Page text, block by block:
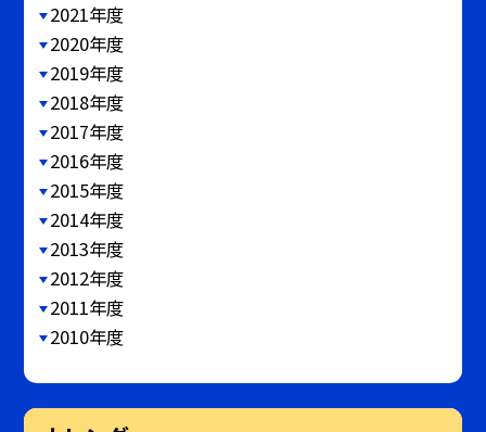
2021年度
2020年度
2019年度
2018年度
2017年度
2016年度
2015年度
2014年度
2013年度
2012年度
2011年度
2010年度